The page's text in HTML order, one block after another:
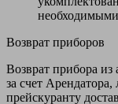
Возврат приборов
Возврат прибора
за счет
прейскуранту